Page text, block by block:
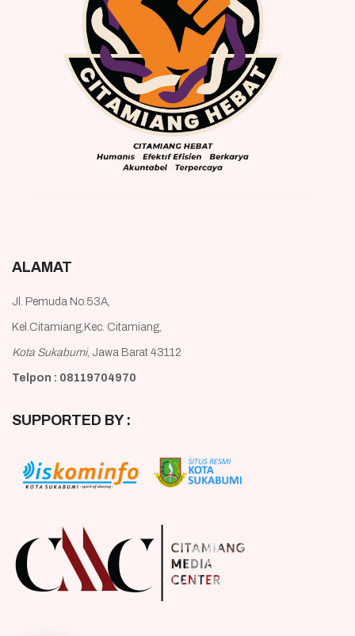
ALAMAT
Jl. Pemuda No.53A,
Kel.Citamiang,Kec. Citamiang,
Kota Sukabumi, Jawa Barat 43112
Telpon : 08119704970
SUPPORTED BY :